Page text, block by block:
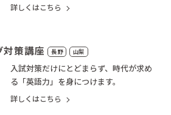
詳しくはこちら
対策講座 長野 山梨
入試対策だけにとどまらず、時代が求め
る「英語力」を身につけます。
詳しくはこちら